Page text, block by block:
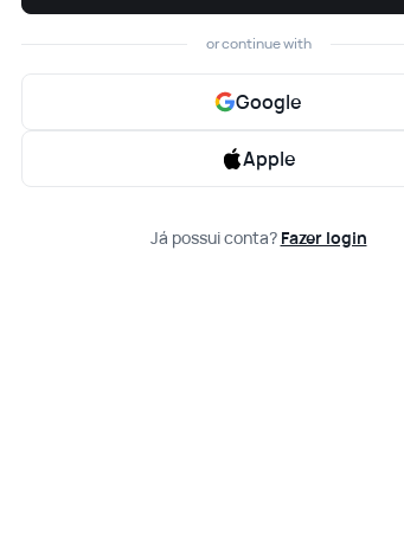
or continue with
Google
Apple
Já possui conta? Fazer login